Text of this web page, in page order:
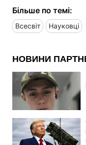
Більше по темі:
Всесвіт Науковці